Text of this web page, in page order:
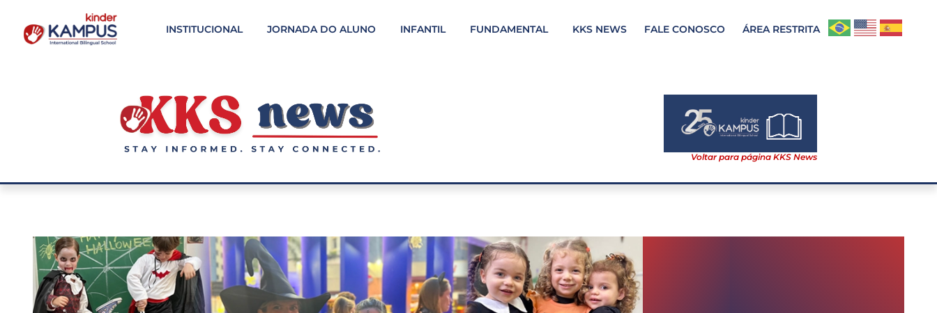
INSTITUCIONAL JORNADA DO ALUNO INFANTIL FUNDAMENTAL KKS NEWS FALE CONOSCO ÁREA RESTRITA
Voltar para página KKS News